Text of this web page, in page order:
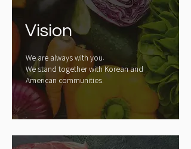
We are always with you.
We stand together with Korean and
American communities.
Vision